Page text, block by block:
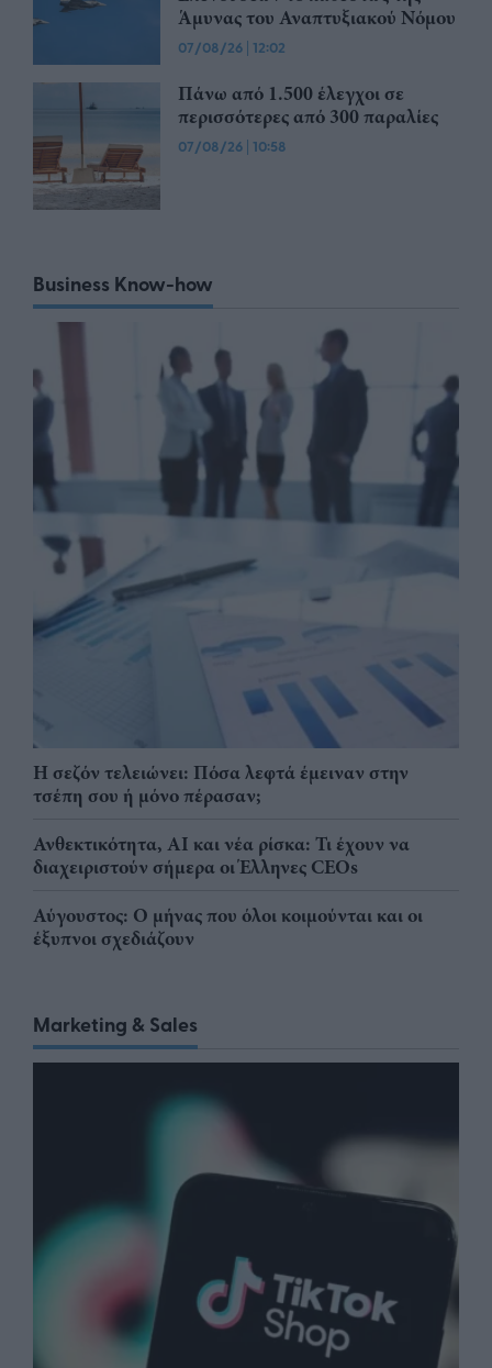
Άμυνας του Αναπτυξιακού Νόμου
07/08/26 | 12:02
Πάνω από 1.500 έλεγχοι σε
περισσότερες από 300 παραλίες
07/08/26 | 10:58
Business Know-how
Η σεζόν τελειώνει: Πόσα λεφτά έμειναν στην
τσέπη σου ή μόνο πέρασαν;
Ανθεκτικότητα, AI και νέα ρίσκα: Τι έχουν να
διαχειριστούν σήμερα οι Έλληνες CEOs
Αύγουστος: Ο μήνας που όλοι κοιμούνται και οι
έξυπνοι σχεδιάζουν
Marketing & Sales